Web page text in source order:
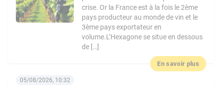
crise. Or la France est à la fois le 2ème
pays producteur au monde de vin et le
3ème pays exportateur en
volume.L’Hexagone se situe en dessous
de […]
En savoir plus
05/08/2026, 10:32